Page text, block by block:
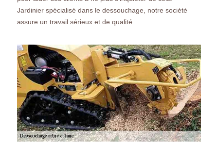
Jardinier spécialisé dans le dessouchage, notre société
assure un travail sérieux et de qualité.